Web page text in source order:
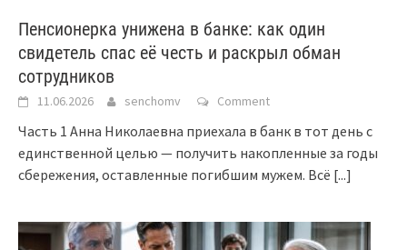
Пенсионерка унижена в банке: как один
свидетель спас её честь и раскрыл обман
сотрудников
11.06.2026 senchomv Comment
Часть 1 Анна Николаевна приехала в банк в тот день с
единственной целью — получить накопленные за годы
сбережения, оставленные погибшим мужем. Всё [...]